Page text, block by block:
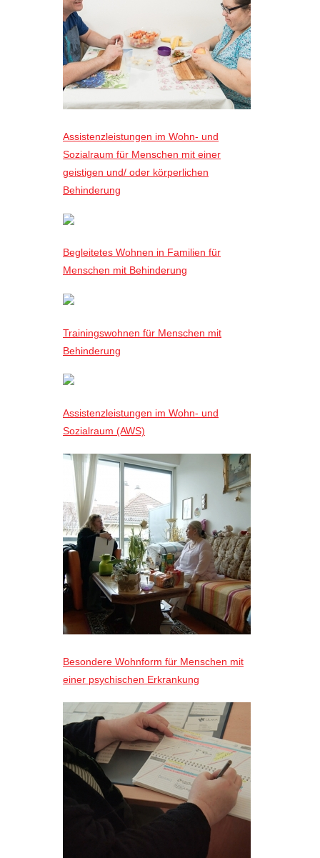
Assistenzleistungen im Wohn- und
Sozialraum für Menschen mit einer
geistigen und/ oder körperlichen
Behinderung
Begleitetes Wohnen in Familien für
Menschen mit Behinderung
Trainingswohnen für Menschen mit
Behinderung
Assistenzleistungen im Wohn- und
Sozialraum (AWS)
Besondere Wohnform für Menschen mit
einer psychischen Erkrankung